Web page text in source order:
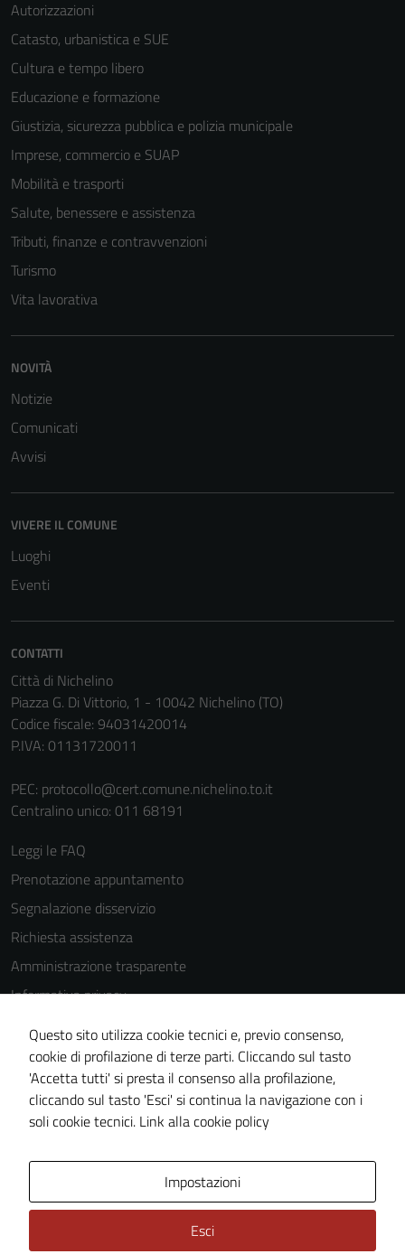
Autorizzazioni
Catasto, urbanistica e SUE
Cultura e tempo libero
Educazione e formazione
Giustizia, sicurezza pubblica e polizia municipale
Imprese, commercio e SUAP
Mobilità e trasporti
Salute, benessere e assistenza
Tributi, finanze e contravvenzioni
Turismo
Vita lavorativa
NOVITÀ
Notizie
Comunicati
Avvisi
VIVERE IL COMUNE
Luoghi
Eventi
CONTATTI
Città di Nichelino
Piazza G. Di Vittorio, 1 - 10042 Nichelino (TO)
Codice fiscale: 94031420014
P.IVA: 01131720011
PEC: protocollo@cert.comune.nichelino.to.it
Centralino unico: 011 68191
Leggi le FAQ
Prenotazione appuntamento
Segnalazione disservizio
Richiesta assistenza
Amministrazione trasparente
Informativa privacy
Cookie Policy
Note legali
Dichiarazione di accessibilità
Piano di miglioramento del sito
Questo sito utilizza cookie tecnici e, previo consenso,
cookie di profilazione di terze parti. Cliccando sul tasto
'Accetta tutti' si presta il consenso alla profilazione,
cliccando sul tasto 'Esci' si continua la navigazione con i
soli cookie tecnici. Link alla cookie policy
Impostazioni
Esci
Questi cookie
sono necessari
informazioni